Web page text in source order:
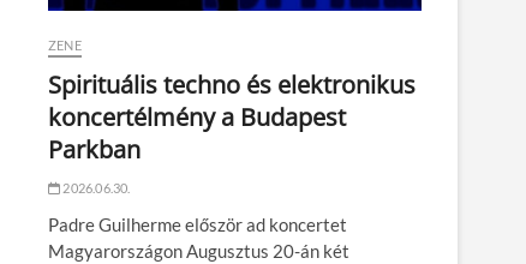
ZENE
Spirituális techno és elektronikus
koncertélmény a Budapest
Parkban
2026.06.30.
Padre Guilherme először ad koncertet
Magyarországon Augusztus 20-án két